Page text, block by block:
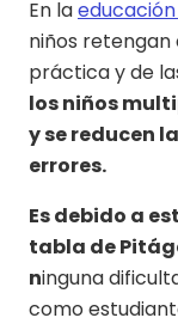
En la
niños
práctica y de
los niños
y se reducen
errores.
Es debido a
tabla de
ninguna
como